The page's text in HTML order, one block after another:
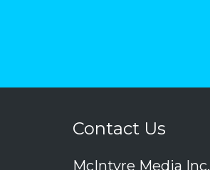
Contact Us
McIntyre Media Inc.